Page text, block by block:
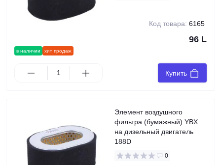
в наличии хит продаж
Код товара: 6165
96 L
Купить
Элемент воздушного
фильтра (бумажный) YBX
на дизельный двигатель
188D
0